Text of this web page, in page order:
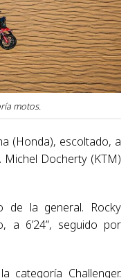
motos.
(Honda), escoltado, a
Michel Docherty (KTM)
de la general. Rocky
a 6’24”, seguido por
categoría Challenger.